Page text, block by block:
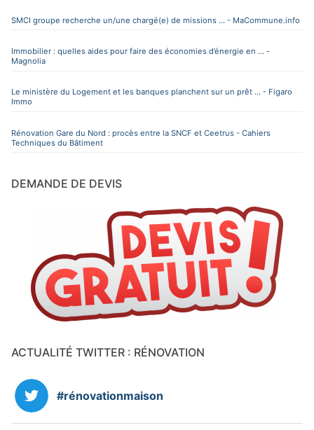
SMCI groupe recherche un/une chargé(e) de missions ... - MaCommune.info
Immobilier : quelles aides pour faire des économies d’énergie en ... -
Magnolia
Le ministère du Logement et les banques planchent sur un prêt ... - Figaro
Immo
Rénovation Gare du Nord : procès entre la SNCF et Ceetrus - Cahiers
Techniques du Bâtiment
DEMANDE DE DEVIS
ACTUALITÉ TWITTER : RÉNOVATION
#rénovationmaison